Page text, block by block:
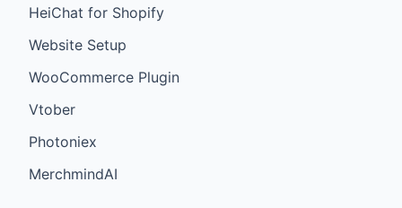
HeiChat for Shopify
Website Setup
WooCommerce Plugin
Vtober
Photoniex
MerchmindAI